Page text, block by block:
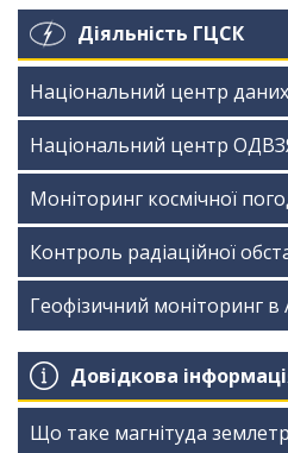
Діяльність ГЦСК
Національний центр
Національний центр
Моніторинг космічної
Контроль радіаційної
Геофізичний моніторинг в
Довідкова
Що таке магнітуда